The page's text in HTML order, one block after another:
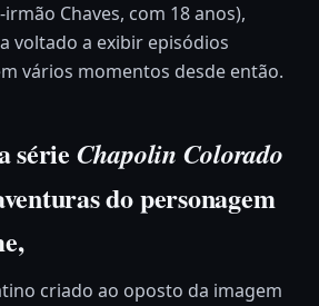
Chaves, com 18 anos),
voltado a exibir episódios
vários momentos desde então.
série Chapolin Colorado
do personagem
criado ao oposto da imagem